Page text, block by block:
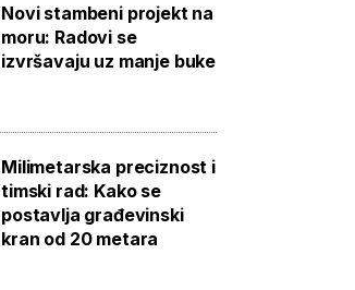
Novi stambeni projekt na
moru: Radovi se
izvršavaju uz manje buke
Milimetarska preciznost i
timski rad: Kako se
postavlja građevinski
kran od 20 metara